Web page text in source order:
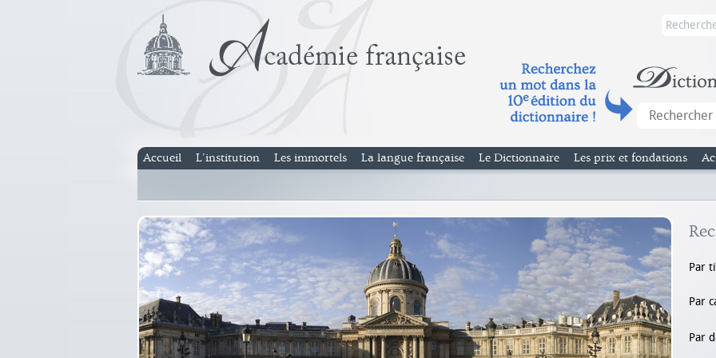
Accueil L’institution Les immortels La langue française Le Dictionnaire Les prix et fondations
Par
Par
Par